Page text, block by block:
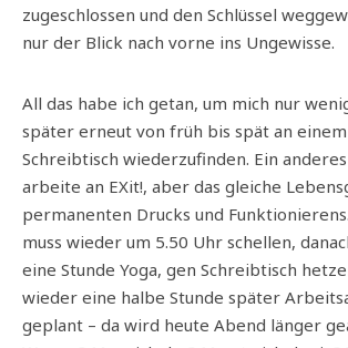
zugeschlossen und den Schlüssel
nur der Blick nach vorne ins Ungewisse.
All das habe ich getan, um mich nur
später erneut von früh bis spät an
Schreibtisch wiederzufinden. Ein
arbeite an EXit!, aber das gleiche
permanenten Drucks und
muss wieder um 5.50 Uhr schellen,
eine Stunde Yoga, gen Schreibtisch
wieder eine halbe Stunde später
geplant – da wird heute Abend länger